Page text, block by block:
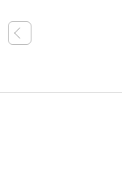
バファ
«